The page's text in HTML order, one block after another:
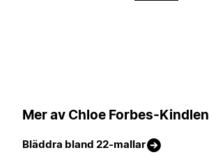
Mer av Chloe Forbes-Kindlen
Bläddra bland 22-mallar